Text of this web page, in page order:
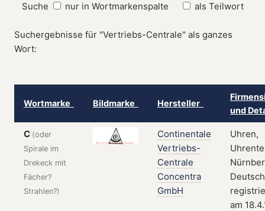
Suche nur in Wortmarkenspalte als Teilwort
Suchergebnisse für "Vertriebs-Centrale" als ganzes
Wort:
Wortmarke Bildmarke Hersteller
und
C (oder
Spirale im
Drekeck mit
Fächer?
Strahlen?)
Continentale
Vertriebs-
Centrale
Concentra
GmbH
Uhren,
am